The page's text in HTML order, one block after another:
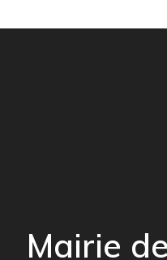
Mairie